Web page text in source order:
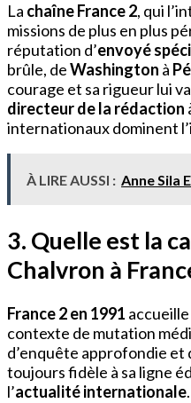
La chaîne France 2, qui
missions de plus en plus
réputation d’envoyé
brûle, deWashington à
courage et sa rigueur lui
directeur de la rédaction
internationaux dominent
À LIRE AUSSI : Anne Sila
3. Quelle est la
Chalvron à
France 2 en 1991
contexte de mutation
d’enquête approfondie et
toujours fidèle à sa ligne
l’actualité internationale.